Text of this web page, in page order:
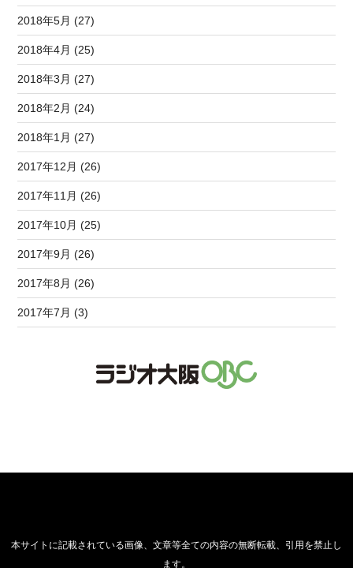
2018年5月 (27)
2018年4月 (25)
2018年3月 (27)
2018年2月 (24)
2018年1月 (27)
2017年12月 (26)
2017年11月 (26)
2017年10月 (25)
2017年9月 (26)
2017年8月 (26)
2017年7月 (3)
本サイトに記載されている画像、文章等全ての内容の無断転載、引用を禁止し
ます。